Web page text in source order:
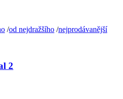
/od nejdražšího /nejprodávanější
2